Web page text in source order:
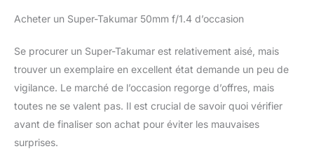
Acheter un Super-Takumar 50mm f/1.4 d’occasion
Se procurer un Super-Takumar est relativement aisé, mais
trouver un exemplaire en excellent état demande un peu de
vigilance. Le marché de l’occasion regorge d’offres, mais
toutes ne se valent pas. Il est crucial de savoir quoi vérifier
avant de finaliser son achat pour éviter les mauvaises
surprises.